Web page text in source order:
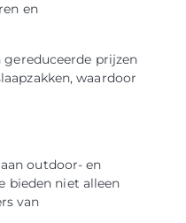
en
prijzen
waardoor
outdoor- en
bieden niet alleen
van